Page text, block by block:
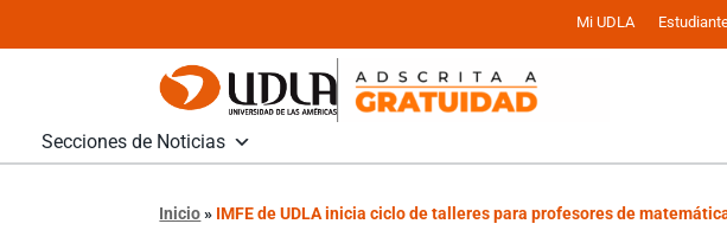
Mi UDLA
Secciones de Noticias
Inicio» IMFE de UDLA inicia ciclo de talleres para profesores de